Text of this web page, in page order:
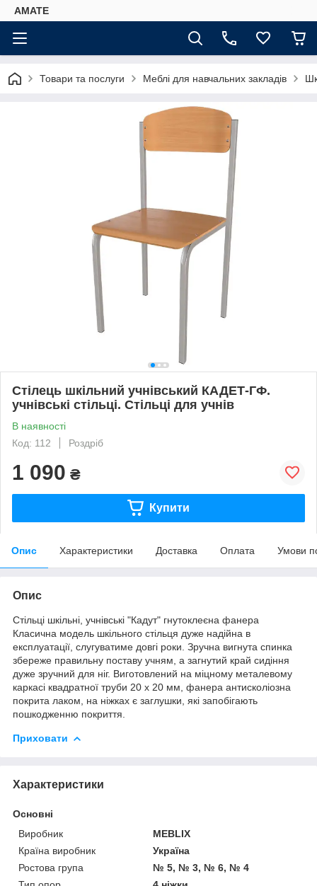
AMATE
Товари та послуги Меблі для навчальних закладів
Стілець шкільний учнівський КАДЕТ-ГФ.
учнівські стільці. Стільці для учнів
В наявності
Код: 112
Роздріб
1 090 ₴
Купити
Опис Характеристики Доставка Оплата Умови
Опис
Стільці шкільні, учнівські "Кадут" гнутоклеєна фанера
Класична модель шкільного стільця дуже надійна в
експлуатації, слугуватиме довгі роки. Зручна вигнута спинка
збереже правильну поставу учням, а загнутий край сидіння
дуже зручний для ніг. Виготовлений на міцному металевому
каркасі квадратної труби 20 х 20 мм, фанера антисколіозна
покрита лаком, на ніжках є заглушки, які запобігають
пошкодженню покриття.
Приховати
Характеристики
Основні
Виробник
MEBLIX
Країна виробник
Україна
Ростова група
№ 5, № 3, № 6, № 4